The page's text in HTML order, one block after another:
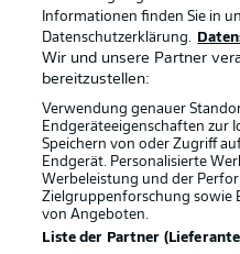
Rechtliche Hinweise
Informationen finden Sie in
Datenschutzerklärung.
Wir und unsere Partner
bereitzustellen:
Verwendung genauer
Endgeräteeigenschaften zur
Speichern von oder Zugriff
Endgerät. Personalisierte
Werbeleistung und der
Zielgruppenforschung sowie
von Angeboten.
Liste der Partner